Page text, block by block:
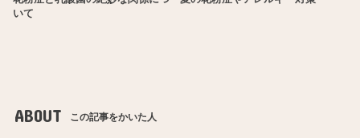
いて
ABOUT この記事をかいた人